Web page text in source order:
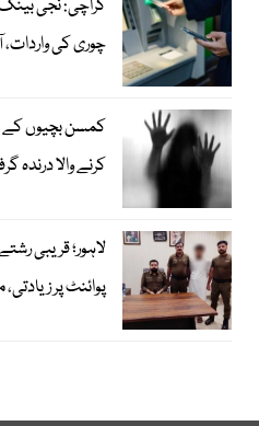
چوری کی
کمسن بچیوں
کرنے والا درندہ
پوائنٹ پر زیادتی،